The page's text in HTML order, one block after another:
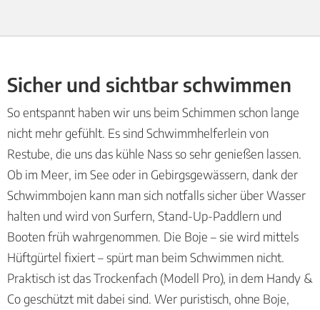
Sicher und sichtbar schwimmen
So entspannt haben wir uns beim Schimmen schon lange
nicht mehr gefühlt. Es sind Schwimmhelferlein von
Restube, die uns das kühle Nass so sehr genießen lassen.
Ob im Meer, im See oder in Gebirgsgewässern, dank der
Schwimmbojen kann man sich notfalls sicher über Wasser
halten und wird von Surfern, Stand-Up-Paddlern und
Booten früh wahrgenommen. Die Boje – sie wird mittels
Hüftgürtel fixiert – spürt man beim Schwimmen nicht.
Praktisch ist das Trockenfach (Modell Pro), in dem Handy &
Co geschützt mit dabei sind. Wer puristisch, ohne Boje,